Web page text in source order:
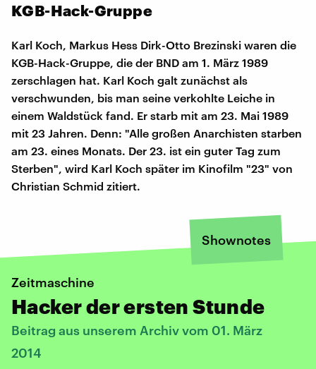
KGB-Hack-Gruppe
Karl Koch, Markus Hess Dirk-Otto Brezinski waren die
KGB-Hack-Gruppe, die der BND am 1. März 1989
zerschlagen hat. Karl Koch galt zunächst als
verschwunden, bis man seine verkohlte Leiche in
einem Waldstück fand. Er starb mit am 23. Mai 1989
mit 23 Jahren. Denn: "Alle großen Anarchisten starben
am 23. eines Monats. Der 23. ist ein guter Tag zum
Sterben", wird Karl Koch später im Kinofilm "23" von
Christian Schmid zitiert.
Shownotes
Zeitmaschine
Hacker der ersten Stunde
Beitrag aus unserem Archiv vom 01. März
2014